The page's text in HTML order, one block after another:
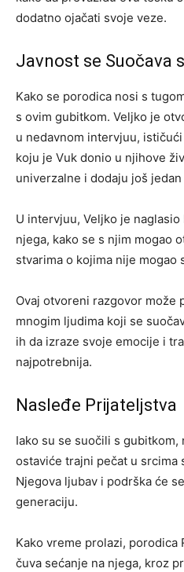
dodatno ojačati svoje veze.
Javnost se Suočava
Kako se porodica nosi s
s ovim gubitkom. Veljko je
u nedavnom intervjuu,
koju je Vuk donio u njihove
univerzalne i dodaju još
U intervjuu, Veljko je
njega, kako se s njim mogao
stvarima o kojima nije mogao
Ovaj otvoreni razgovor može
mnogim ljudima koji se
ih da izraze svoje emocije i
najpotrebnija.
Nasleđe Prijateljstva
Iako su se suočili s gubitkom,
ostaviće trajni pečat u srcima
Njegova ljubav i podrška će
generaciju.
Kako vreme prolazi, porodica
čuva sećanje na njega, kroz